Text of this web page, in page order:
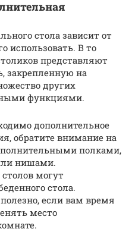
стола зависит от
использовать. В то
представляют
закрепленную на
других
функциями.
дополнительное
обратите внимание на
полками,
нишами.
могут
стола.
если вам время
место